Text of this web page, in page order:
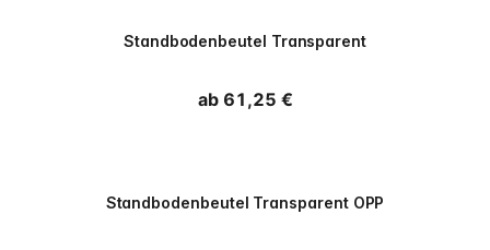
Standbodenbeutel Transparent
Normaler Preis
ab 61,25 €
Standbodenbeutel Transparent OPP